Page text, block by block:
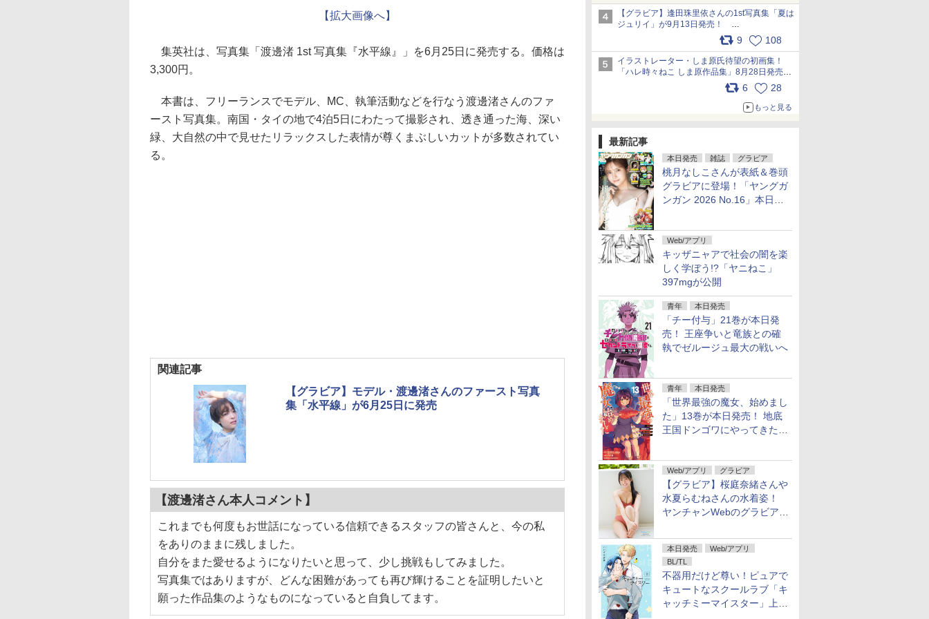
犬たちへ… pic.x.com/hEr88DgVyD
【グラビア】逢田珠里依さんの1st写真集「夏は
ジュリイ」が9月13日発売！
9 108
イラストレーター・しま原氏待望の初画集！
「ハレ時々ねこ しま原作品集」8月28日発売
6 28
もっと見る
最新記事
本日発売 雑誌 グラビア
桃月なしこさんが表紙＆巻頭
グラビアに登場！「ヤングガ
ンガン 2026 No.16」本日発
Web/アプリ
キッザニャアで社会の闇を楽
しく学ぼう!?「ヤニねこ」
397mgが公開
青年 本日発売
「チー付与」21巻が本日発
売！ 王座争いと竜族との確
執でゼルージュ最大の戦いへ
青年 本日発売
「世界最強の魔女、始めまし
た」13巻が本日発売！ 地底
王国ドンゴワにやってきたロ
Web/アプリ グラビア
【グラビア】桜庭奈緒さんや
水夏らむねさんの水着姿！
ヤンチャンWebのグラビア公
本日発売
Web/アプリ
BL/TL
不器用だけど尊い！ピュアで
キュートなスクールラブ「キ
ャッチミーマイスター」上・
【拡大画像へ】
集英社は、写真集「渡邊渚 1st 写真集『水平線』」を6月25日に発売する。価格は
3,300円。
本書は、フリーランスでモデル、MC、執筆活動などを行なう渡邊渚さんのファ
ースト写真集。南国・タイの地で4泊5日にわたって撮影され、透き通った海、深い
緑、大自然の中で見せたリラックスした表情が尊くまぶしいカットが多数されてい
る。
関連記事
【グラビア】モデル・渡邊渚さんのファースト写真
集「水平線」が6月25日に発売
【渡邊渚さん本人コメント】
これまでも何度もお世話になっている信頼できるスタッフの皆さんと、今の私
をありのままに残しました。
自分をまた愛せるようになりたいと思って、少し挑戦もしてみました。
写真集ではありますが、どんな困難があっても再び輝けることを証明したいと
願った作品集のようなものになっていると自負してます。